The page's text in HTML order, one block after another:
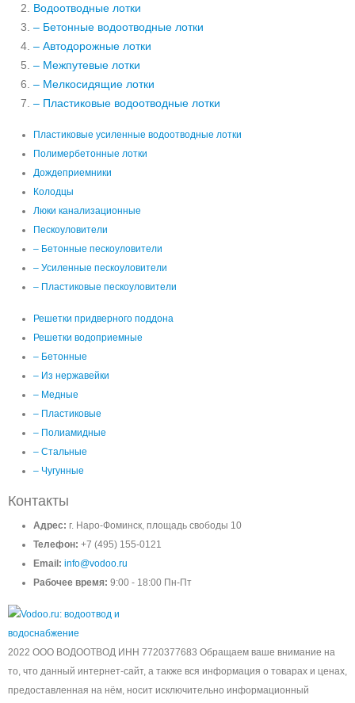
Водоотводные лотки
– Бетонные водоотводные лотки
– Автодорожные лотки
– Межпутевые лотки
– Мелкосидящие лотки
– Пластиковые водоотводные лотки
Пластиковые усиленные водоотводные лотки
Полимербетонные лотки
Дождеприемники
Колодцы
Люки канализационные
Пескоуловители
– Бетонные пескоуловители
– Усиленные пескоуловители
– Пластиковые пескоуловители
Решетки придверного поддона
Решетки водоприемные
– Бетонные
– Из нержавейки
– Медные
– Пластиковые
– Полиамидные
– Стальные
– Чугунные
Контакты
Адрес: г. Наро-Фоминск, площадь свободы 10
Телефон: +7 (495) 155-0121
Email: info@vodoo.ru
Рабочее время: 9:00 - 18:00 Пн-Пт
2022 ООО ВОДООТВОД ИНН 7720377683 Обращаем ваше внимание на
то, что данный интернет-сайт, а также вся информация о товарах и ценах,
предоставленная на нём, носит исключительно информационный